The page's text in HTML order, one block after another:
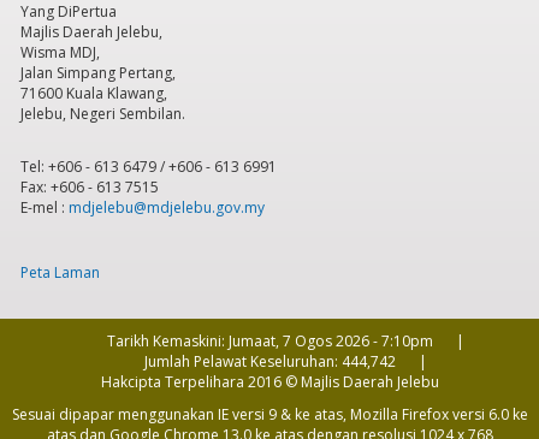
Yang DiPertua
Majlis Daerah Jelebu,
Wisma MDJ,
Jalan Simpang Pertang,
71600 Kuala Klawang,
Jelebu, Negeri Sembilan.
Tel: +606 - 613 6479 / +606 - 613 6991
Fax: +606 - 613 7515
E-mel : mdjelebu@mdjelebu.gov.my
Peta Laman
Tarikh Kemaskini: Jumaat, 7 Ogos 2026 - 7:10pm
Jumlah Pelawat Keseluruhan: 444,742
Hakcipta Terpelihara 2016 © Majlis Daerah Jelebu
Sesuai dipapar menggunakan IE versi 9 & ke atas, Mozilla Firefox versi 6.0 ke